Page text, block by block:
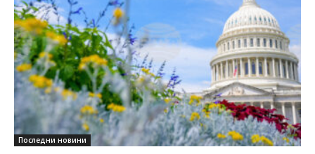
Последни новини